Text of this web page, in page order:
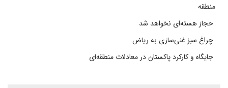
منطقه
حجاز هسته‌ای نخواهد شد
چراغ سبز غنی‌سازی به ریاض
جایگاه و کارکرد پاکستان در معادلات منطقه‌ای